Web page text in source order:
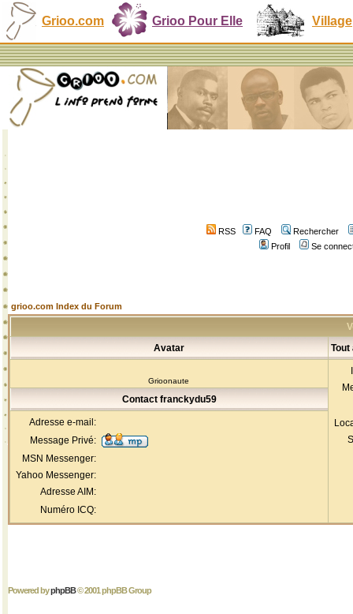
Grioo.com Grioo Pour Elle Village
RSS FAQ
Rechercher
Profil
Se
grioo.com Index du Forum
Avatar
Tout
Grioonaute
Contact franckydu59
Adresse e-mail:
Message Privé:
MSN Messenger:
Yahoo Messenger:
Adresse AIM:
Numéro ICQ:
Powered byphpBB© 2001 phpBB Group